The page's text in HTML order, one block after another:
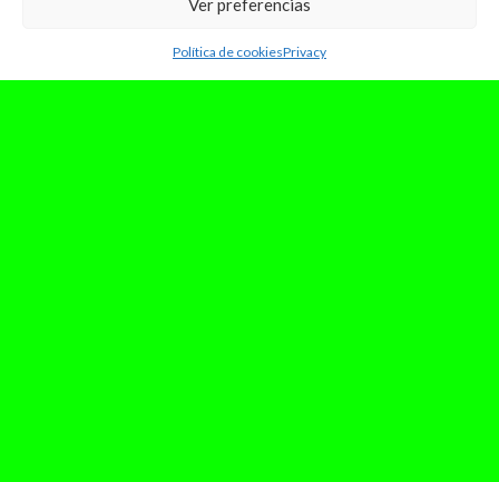
Política de cookiesPrivacy